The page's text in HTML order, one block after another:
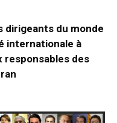
dirigeants du monde
internationale à
responsables des